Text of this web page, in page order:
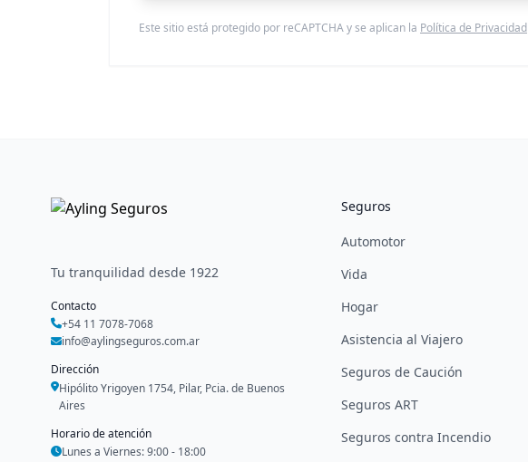
Este sitio está protegido por reCAPTCHA y se aplican la Política de Privacidad
Tu tranquilidad desde 1922
Contacto
+54 11 7078-7068
info@aylingseguros.com.ar
Dirección
Hipólito Yrigoyen 1754, Pilar, Pcia. de Buenos
Aires
Horario de atención
Lunes a Viernes: 9:00 - 18:00
Seguros
Automotor
Vida
Hogar
Asistencia al Viajero
Seguros de Caución
Seguros ART
Seguros contra Incendio